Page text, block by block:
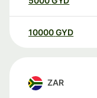
10000 GYD
ZAR